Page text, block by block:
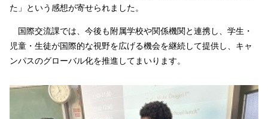
た」という感想が寄せられました。
国際交流課では、今後も附属学校や関係機関と連携し、学生・
児童・生徒が国際的な視野を広げる機会を継続して提供し、キャ
ンパスのグローバル化を推進してまいります。